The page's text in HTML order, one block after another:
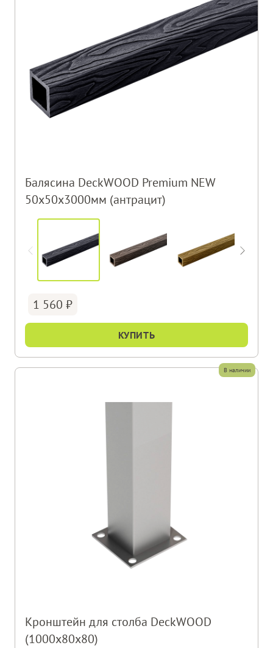
Балясина DeckWOOD Premium NEW
50х50х3000мм (антрацит)
1 560
КУПИТЬ
Кронштейн для столба DeckWOOD
(1000х80х80)
В наличии